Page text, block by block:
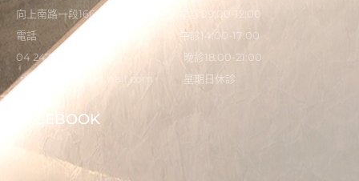
向上南路一段166-5號
電話
04 2473 0325
flystardental@gmail.com
早診09:00-12:00
午診14:00-17:00
晚診18:00-21:00
星期日休診
FACEBOOK